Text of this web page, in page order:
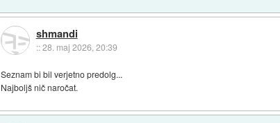
shmandi
::28. maj 2026, 20:39
Seznam bi bil verjetno predolg...
Najboljš nič naročat.